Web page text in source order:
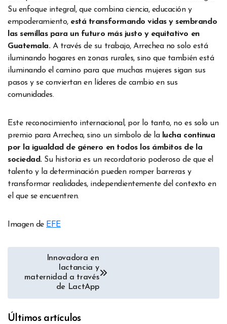
Su enfoque integral, que combina ciencia, educación y
empoderamiento, está transformando vidas y sembrando
las semillas para un futuro más justo y equitativo en
Guatemala.A través de su trabajo, Arrechea no solo está
iluminando hogares en zonas rurales, sino que también está
iluminando el camino para que muchas mujeres sigan sus
pasos y se conviertan en líderes de cambio en sus
comunidades.
Este reconocimiento internacional, por lo tanto, no es solo un
premio para Arrechea, sino un símbolo de lalucha continua
por la igualdad de género en todos los ámbitos de la
sociedad. Su historia es un recordatorio poderoso de que el
talento y la determinación pueden romper barreras y
transformar realidades, independientemente del contexto en
el que se encuentren.
Imagen de EFE
Navegación
entradas
Innovadora en
lactancia y
maternidad a través
de LactApp
Últimos artículos